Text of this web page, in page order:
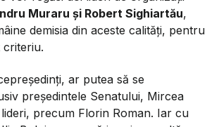
Muraru și Robert Sighiartău,
demisia din aceste calități, pentru
criteriu.
ar putea să se
președintele Senatului, Mircea
precum Florin Roman. Iar cu